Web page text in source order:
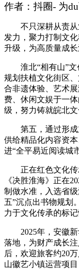
作者：抖圈- 为
不只深耕从责从
发力，聚力打制文
升级，为高质量成长
淮北“相有山”文
规划扶植文化街区
合非遗体验、艺术
费、休闲文娱于一
级，努力铸就皖北文
第五，通过形成
供给精品化内容资
进“全平易近阅读城
正在红色文化传
《决胜淮海》正在
制做水准，入选省
五”沉点出书物规划
力于文化传承的标记
2025年，安徽新
落地，为财产成长
后，欢迎旅客约20
山徽艺小镇运营项